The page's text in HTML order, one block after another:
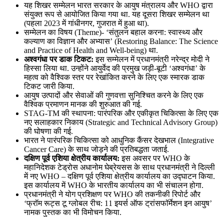
यह शिखर सम्मेलन भारत सरकार के आयुष मंत्रालय और WHO द्वारा
संयुक्त रूप से आयोजित किया गया था. यह दूसरा शिखर सम्मेलन था
(पहला 2023 में गांधीनगर, गुजरात में हुआ था).
सम्मेलन का विषय (Theme)- ‘संतुलन बहाल करना: स्वास्थ्य और
कल्याण का विज्ञान और अभ्यास’ (Restoring Balance: The Science
and Practice of Health and Well-being) था.
अश्वगंधा पर डाक टिकट: इस सम्मेलन में प्रधानमंत्री नरेन्‍द्र मोदी ने
हिस्सा लिया था. उन्होंने आयुर्वेद की प्रमुख जड़ी-बूटी ‘अश्वगंधा’ के
महत्व को वैश्विक स्तर पर रेखांकित करने के लिए एक स्मारक डाक
टिकट जारी किया.
आयुष उत्पादों और सेवाओं की गुणवत्ता सुनिश्चित करने के लिए एक
वैश्विक प्रमाणन मानक की शुरुआत की गई.
STAG-TM की स्थापना: पारंपरिक और एकीकृत चिकित्सा के लिए एक
नए सलाहकार निकाय (Strategic and Technical Advisory Group)
की घोषणा की गई.
भारत ने पारंपरिक चिकित्सा को आधुनिक कैंसर देखभाल (Integrative
Cancer Care) के साथ जोड़ने की प्रतिबद्धता जताई.
दक्षिण पूर्व एशिया क्षेत्रीय कार्यालय: इस अवसर पर WHO के
महानिदेशक टेड्रोस अधानोम घेब्रेयसस के साथ प्रधानमंत्री ने दिल्‍ली
में नए WHO – दक्षिण पूर्व एशिया क्षेत्रीय कार्यालय का उद्घाटन किया.
इस कार्यालय में WHO के भारतीय कार्यालय का भी संचालन होगा.
प्रधानमंत्री ने योग प्रशिक्षण पर WHO की तकनीकी रिपोर्ट और
‘फ्रॉम रूट्स टू ग्लोबल रीच: 11 इयर्स ऑफ ट्रांसफॉर्मेशन इन आयुष’
नामक पुस्तक का भी विमोचन किया.